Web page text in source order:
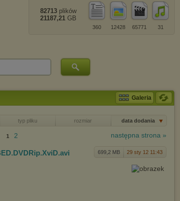
31
65771
12428
360
82713 plików
21187,21 GB
Galeria
typ pliku rozmiar data dodania
następna strona »
1 2
699,2 MB 29 sty 12 11:43
.avi